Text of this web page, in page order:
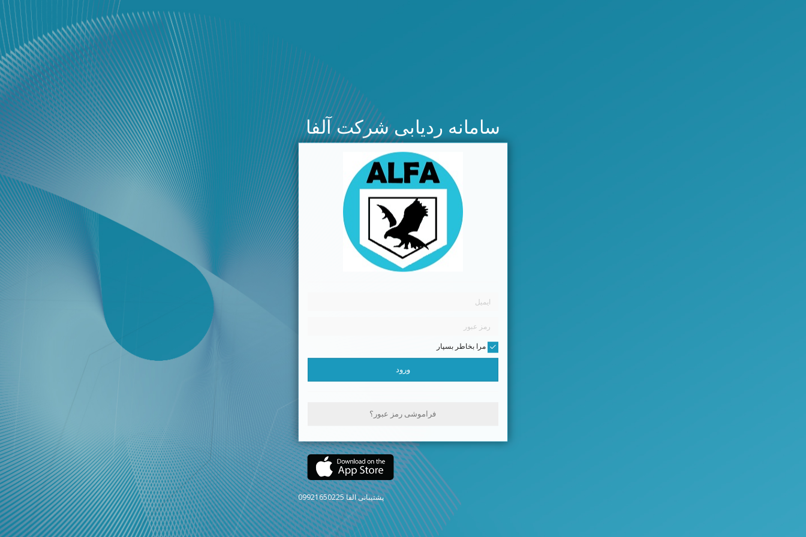
سامانه ردیابی شرکت آلفا
مرا بخاطر بسپار
ورود
فراموشی رمز عبور؟
پشتیبانی الفا 09921650225